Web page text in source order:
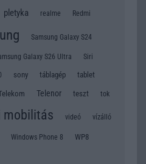
pletyka realme Redmi
Samsung Galaxy S24
Galaxy S26 Ultra Siri
sony táblagép tablet
Telenor teszt tok
mobilitás videó vízálló
Windows Phone 8 WP8